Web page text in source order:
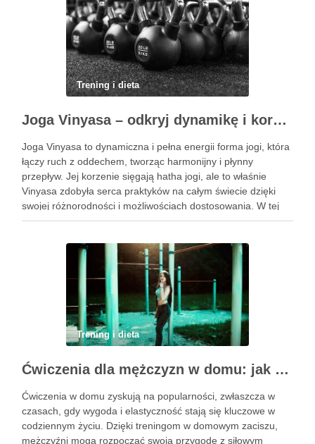
Trening i dieta
Joga Vinyasa – odkryj dynamikę i korzyści tej praktyki
Joga Vinyasa to dynamiczna i pełna energii forma jogi, która
łączy ruch z oddechem, tworząc harmonijny i płynny
przepływ. Jej korzenie sięgają hatha jogi, ale to właśnie
Vinyasa zdobyła serca praktyków na całym świecie dzięki
swojej różnorodności i możliwościach dostosowania. W tej
praktyce każdy ruch jest zsynchronizowany z oddechem, co
Trening i dieta
Ćwiczenia dla mężczyzn w domu: jak zacząć i utrzymać motywację
Ćwiczenia w domu zyskują na popularności, zwłaszcza w
czasach, gdy wygoda i elastyczność stają się kluczowe w
codziennym życiu. Dzięki treningom w domowym zaciszu,
mężczyźni mogą rozpocząć swoją przygodę z siłowym